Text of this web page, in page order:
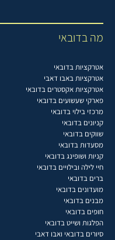
מה בדובאי
אטרקציות בדובאי
אטרקציות באבו דאבי
אטרקציות אקסטרים בדובאי
פארקי שעשועים בדובאי
מרכזי בילוי בדובאי
קניונים בדובאי
שווקים בדובאי
מסעדות בדובאי
קניות ושופינג בדובאי
חיי לילה ובילויים בדובאי
ברים בדובאי
מועדונים בדובאי
מבנים בדובאי
חופים בדובאי
הפלגות ושייט בדובאי
סיורים בדובאי ואבו דאבי